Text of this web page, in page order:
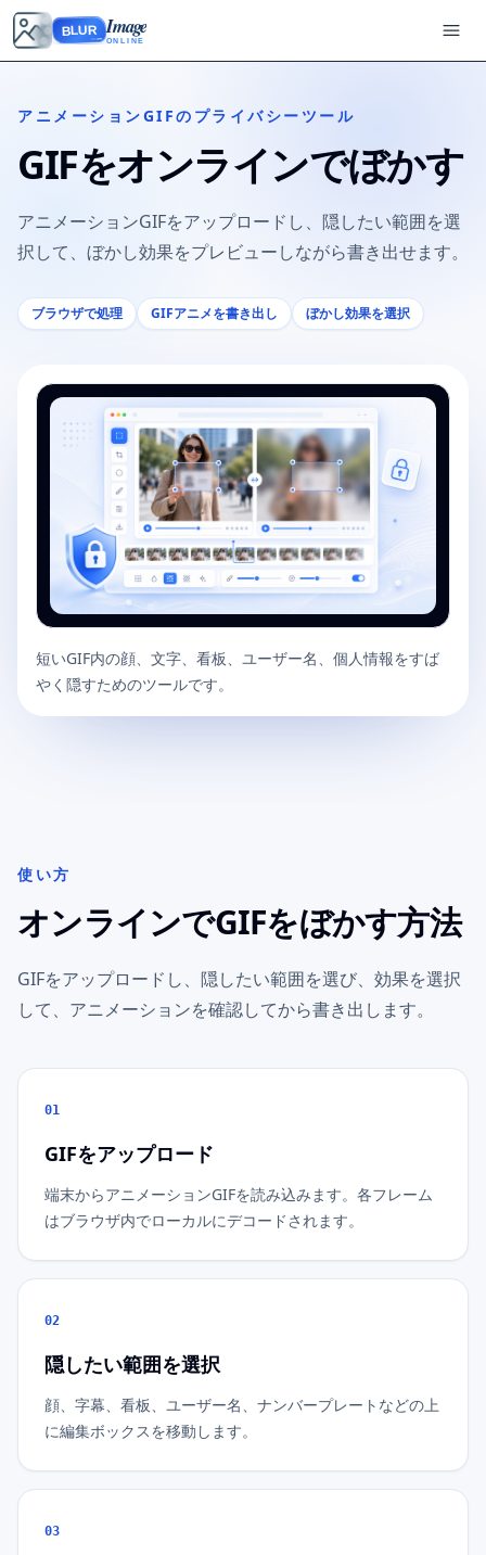
BLUR Image
ONLINE
アニメーションGIFのプライバシーツール
GIFをオンラインでぼかす
アニメーションGIFをアップロードし、隠したい範囲を選
択して、ぼかし効果をプレビューしながら書き出せます。
ブラウザで処理 GIFアニメを書き出し ぼかし効果を選択
短いGIF内の顔、文字、看板、ユーザー名、個人情報をすば
やく隠すためのツールです。
使い方
オンラインでGIFをぼかす方法
GIFをアップロードし、隠したい範囲を選び、効果を選択
して、アニメーションを確認してから書き出します。
01
GIFをアップロード
端末からアニメーションGIFを読み込みます。各フレーム
はブラウザ内でローカルにデコードされます。
02
隠したい範囲を選択
顔、字幕、看板、ユーザー名、ナンバープレートなどの上
に編集ボックスを移動します。
03